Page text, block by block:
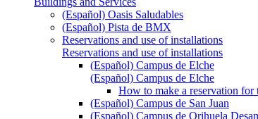
(Español) Oasis Saludables
(Español) Pista de BMX
Reservations and use of installations
Reservations and use of installations
(Español) Campus de Elche
(Español) Campus de Elche
How to make a reservation for
(Español) Campus de San Juan
(Español) Campus de Orihuela